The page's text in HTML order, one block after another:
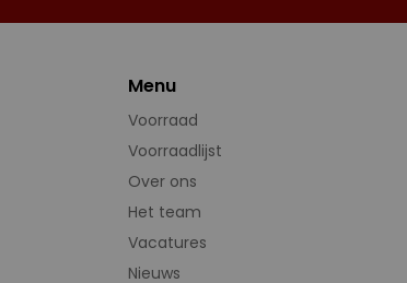
Menu
Voorraad
Voorraadlijst
Over ons
Het team
Vacatures
Nieuws